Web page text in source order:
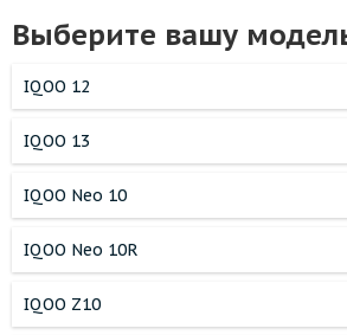
Выберите вашу
IQOO 12
IQOO 13
IQOO Neo 10
IQOO Neo 10R
IQOO Z10